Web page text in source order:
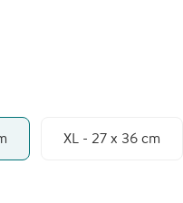
XL - 27 x 36 cm